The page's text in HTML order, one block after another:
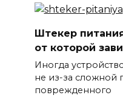
Штекер
от которой
Иногда
не из-за сложной
поврежденного